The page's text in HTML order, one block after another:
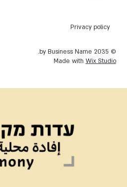
Privacy policy
© 2035 by Business Name.
Made with Wix Studio